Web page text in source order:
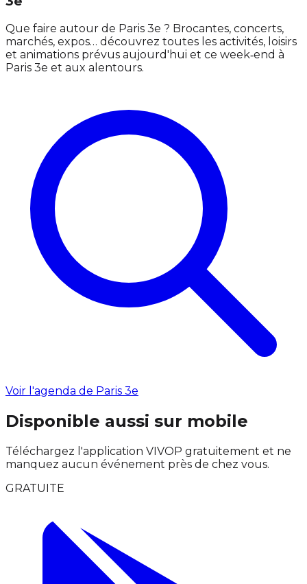
Que faire autour de Paris 3e ? Brocantes, concerts,
marchés, expos… découvrez toutes les activités, loisirs
et animations prévus aujourd'hui et ce week‑end à
Paris 3e et aux alentours.
Voir l'agenda de Paris 3e
Disponible aussi sur mobile
Téléchargez l'application VIVOP gratuitement et ne
manquez aucun événement près de chez vous.
GRATUITE